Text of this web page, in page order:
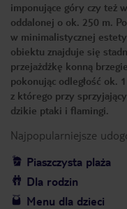
imponujące góry czy też
oddalonej o ok. 250 m.
w minimalistycznej
obiektu znajduje się
przejażdżkę konną
pokonując odległość ok.
z którego przy
dzikie ptaki i flamingi.
Najpopularniejsze
Piaszczysta plaża
Dla rodzin
Menu dla dzieci